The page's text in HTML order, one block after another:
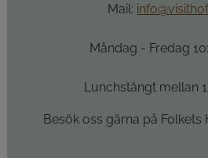
Mail:
Måndag - Fredag
Lunchstängt mellan
Besök oss gärna på Folkets